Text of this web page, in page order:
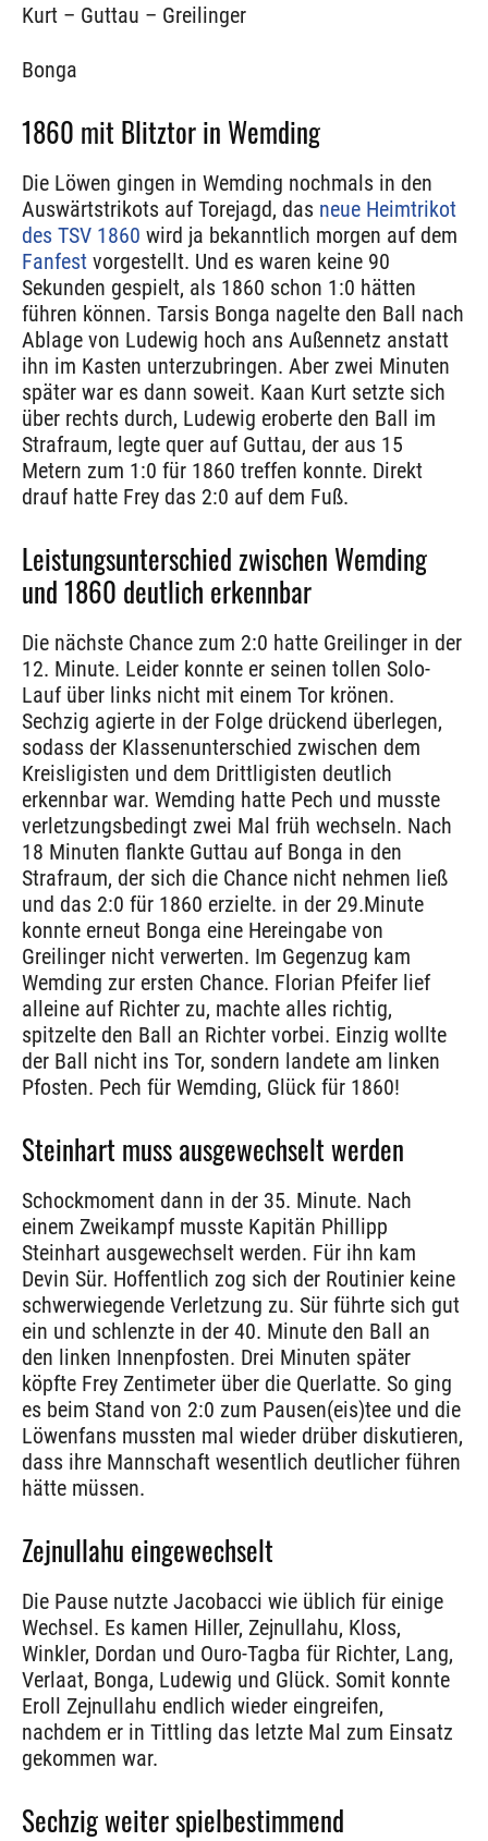
Kurt – Guttau – Greilinger
Bonga
1860 mit Blitztor in Wemding
Die Löwen gingen in Wemding nochmals in den
Auswärtstrikots auf Torejagd, das neue Heimtrikot
des TSV 1860 wird ja bekanntlich morgen auf dem
Fanfest vorgestellt. Und es waren keine 90
Sekunden gespielt, als 1860 schon 1:0 hätten
führen können. Tarsis Bonga nagelte den Ball nach
Ablage von Ludewig hoch ans Außennetz anstatt
ihn im Kasten unterzubringen. Aber zwei Minuten
später war es dann soweit. Kaan Kurt setzte sich
über rechts durch, Ludewig eroberte den Ball im
Strafraum, legte quer auf Guttau, der aus 15
Metern zum 1:0 für 1860 treffen konnte. Direkt
drauf hatte Frey das 2:0 auf dem Fuß.
Leistungsunterschied zwischen Wemding
und 1860 deutlich erkennbar
Die nächste Chance zum 2:0 hatte Greilinger in der
12. Minute. Leider konnte er seinen tollen Solo-
Lauf über links nicht mit einem Tor krönen.
Sechzig agierte in der Folge drückend überlegen,
sodass der Klassenunterschied zwischen dem
Kreisligisten und dem Drittligisten deutlich
erkennbar war. Wemding hatte Pech und musste
verletzungsbedingt zwei Mal früh wechseln. Nach
18 Minuten flankte Guttau auf Bonga in den
Strafraum, der sich die Chance nicht nehmen ließ
und das 2:0 für 1860 erzielte. in der 29.Minute
konnte erneut Bonga eine Hereingabe von
Greilinger nicht verwerten. Im Gegenzug kam
Wemding zur ersten Chance. Florian Pfeifer lief
alleine auf Richter zu, machte alles richtig,
spitzelte den Ball an Richter vorbei. Einzig wollte
der Ball nicht ins Tor, sondern landete am linken
Pfosten. Pech für Wemding, Glück für 1860!
Steinhart muss ausgewechselt werden
Schockmoment dann in der 35. Minute. Nach
einem Zweikampf musste Kapitän Phillipp
Steinhart ausgewechselt werden. Für ihn kam
Devin Sür. Hoffentlich zog sich der Routinier keine
schwerwiegende Verletzung zu. Sür führte sich gut
ein und schlenzte in der 40. Minute den Ball an
den linken Innenpfosten. Drei Minuten später
köpfte Frey Zentimeter über die Querlatte. So ging
es beim Stand von 2:0 zum Pausen(eis)tee und die
Löwenfans mussten mal wieder drüber diskutieren,
dass ihre Mannschaft wesentlich deutlicher führen
hätte müssen.
Zejnullahu eingewechselt
Die Pause nutzte Jacobacci wie üblich für einige
Wechsel. Es kamen Hiller, Zejnullahu, Kloss,
Winkler, Dordan und Ouro-Tagba für Richter, Lang,
Verlaat, Bonga, Ludewig und Glück. Somit konnte
Eroll Zejnullahu endlich wieder eingreifen,
nachdem er in Tittling das letzte Mal zum Einsatz
gekommen war.
Sechzig weiter spielbestimmend